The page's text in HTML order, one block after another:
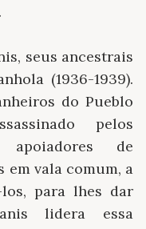
seus ancestrais
(1936-1939).
do Pueblo
pelos
apoiadores de
em vala comum, a
los, para lhes dar
lidera essa